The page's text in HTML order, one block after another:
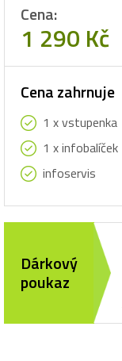
Cena:
1 290 Kč
Cena zahrnuje
1 x vstupenka
1 x infobalíček
infoservis
Dárkový
poukaz